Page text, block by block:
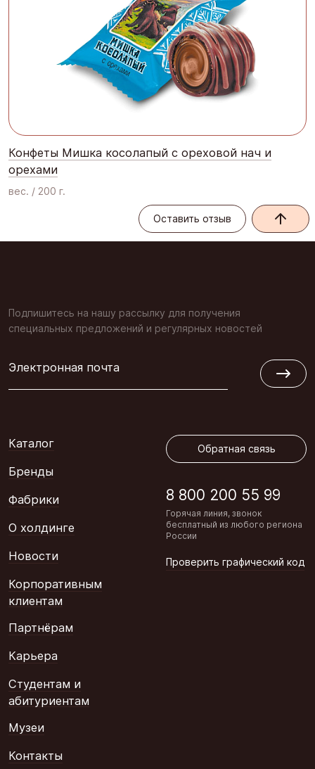
Конфеты Мишка косолапый с ореховой нач и
орехами
вес. / 200 г.
Оставить отзыв
Подпишитесь на нашу рассылку для получения
специальных предложений и регулярных новостей
Электронная почта
Каталог
Бренды
Фабрики
О холдинге
Новости
Корпоративным
клиентам
Партнёрам
Карьера
Студентам и
абитуриентам
Музеи
Контакты
Обратная связь
8 800 200 55 99
Горячая линия, звонок
бесплатный из любого региона
России
Проверить графический код